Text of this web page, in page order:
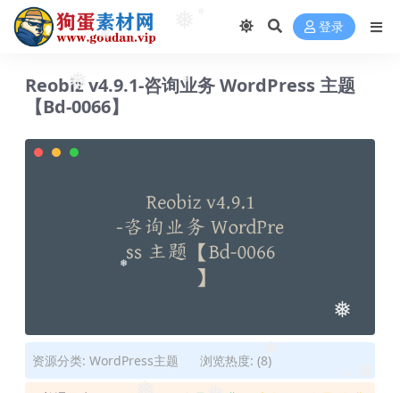
❅
❅
❅
❅
❅ ❅
❅
登录
Reobiz v4.9.1-咨询业务 WordPress 主题
【Bd-0066】
资源分类: WordPress主题 浏览热度: (8)